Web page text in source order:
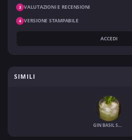
3 VALUTAZIONI E RECENSIONI
4 VERSIONE STAMPABILE
ACCEDI
SIMILI
GIN BASIL SMASH